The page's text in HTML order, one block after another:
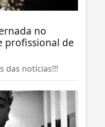
no
profissional de
das notícias!!!